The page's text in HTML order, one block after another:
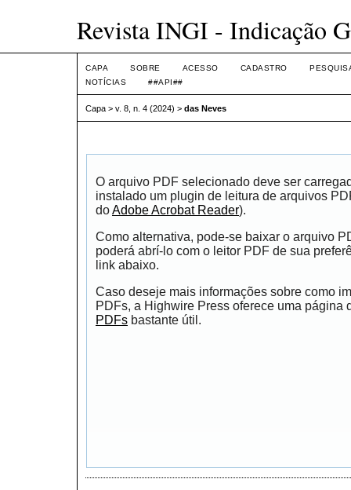
Revista INGI - Indicação
CAPA SOBRE ACESSO CADASTRO
NOTÍCIAS
##API##
Capa > v. 8, n. 4 (2024) > das Neves
O arquivo PDF selecionado deve ser
instalado um plugin de leitura de arquivos
doAdobe Acrobat Reader).
Como alternativa, pode-se baixar o arquivo
poderá abrí-lo com o leitor PDF de sua
link abaixo.
Caso deseje mais informações sobre como
PDFs, a Highwire Press oferece uma página
PDFs bastante útil.